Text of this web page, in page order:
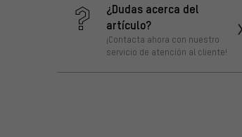
¿Dudas acerca del
artículo?
¡Contacta ahora con nuestro
servicio de atención al cliente!